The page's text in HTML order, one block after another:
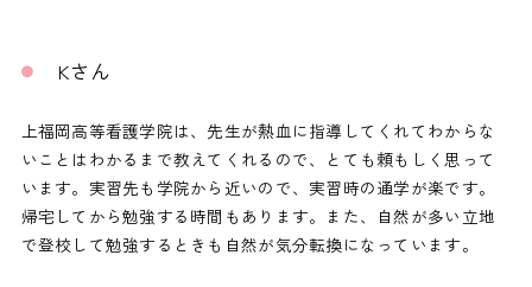
Kさん
上福岡高等看護学院は、先生が熱血に指導してくれてわからな
いことはわかるまで教えてくれるので、とても頼もしく思って
います。実習先も学院から近いので、実習時の通学が楽です。
帰宅してから勉強する時間もあります。また、自然が多い立地
で登校して勉強するときも自然が気分転換になっています。